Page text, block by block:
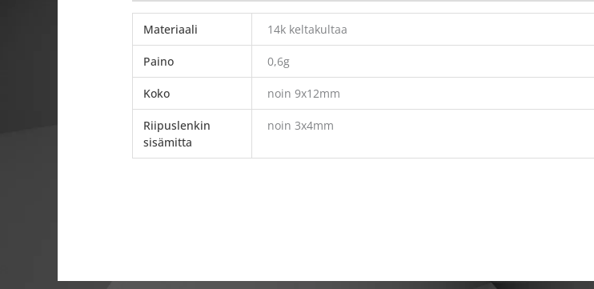
Materiaali 14k keltakultaa
Paino 0,6g
Koko noin 9x12mm
Riipuslenkin
sisämitta
noin 3x4mm